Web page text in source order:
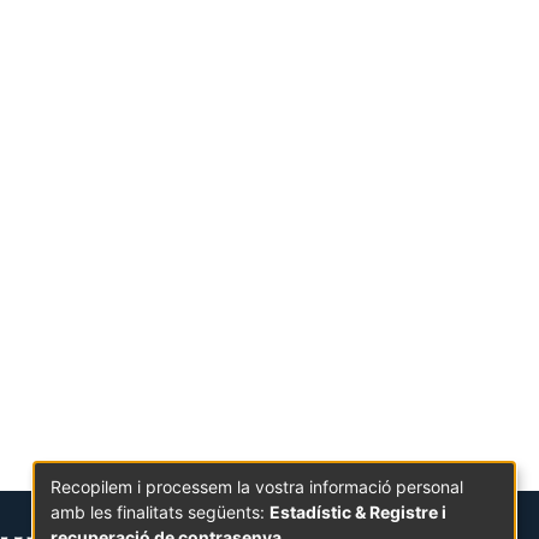
Recopilem i processem la vostra informació personal
amb les finalitats següents: Estadístic & Registre i